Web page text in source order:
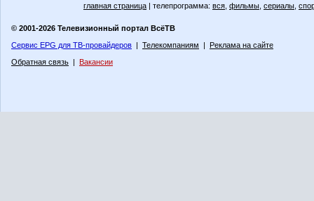
главная страница | телепрограмма: вся фильмы сериалы
© 2001-2026 Телевизионный портал ВсёТВ
Сервис EPG для ТВ-провайдеров | Телекомпаниям | Реклама на сайте
Обратная связь | Вакансии